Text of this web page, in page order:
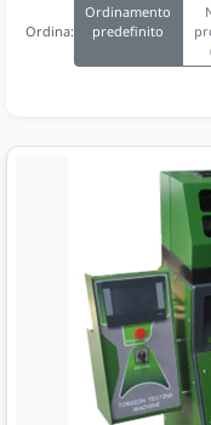
Ordina:
Ordinamento
predefinito